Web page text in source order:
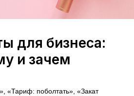
для бизнеса:
и зачем
поболтать», «Закат